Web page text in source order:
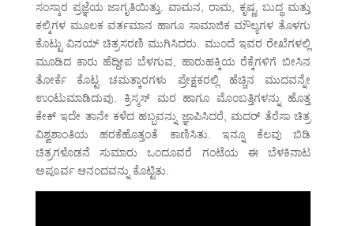
ಸಂಸ್ಕಾರ ಪ್ರಜ್ಞೆಯ ಜಾಗೃತಿಯಿತ್ತು. ವಾಮನ, ರಾಮ, ಕೃಷ್ಣ, ಬುದ್ಧ ಮತ್ತು
ಕಲ್ಕಿಗಳ ಮೂಲಕ ವರ್ತಮಾನ ಹಾಗೂ ಸಾಮಾಜಿಕ ಮೌಲ್ಯಗಳ ತೊಳಗು
ಕೊಟ್ಟು ವಿನಯ್ ಚಿತ್ರಸರಣಿ ಮುಗಿಸಿದರು. ಮುಂದೆ ಇವರ ರೇಖೆಗಳಲ್ಲಿ
ಮೂಡಿದ ಕಾರು ಹೆದ್ದೀಪ ಬೆಳಗುವ, ಹಾರುಹಕ್ಕಿಯ ರೆಕ್ಕೆಗಳಿಗೆ ಬೀಸಿನ
ತೋರ್ಕೆ ಕೊಟ್ಟ ಚಮತ್ಕಾರಗಳು ಪ್ರೇಕ್ಷಕರಲ್ಲಿ ಹೆಚ್ಚಿನ ಮುದವನ್ನೇ
ಉಂಟುಮಾಡಿದುವು. ಕ್ರಿಸ್ಮಸ್ ಮರ ಹಾಗೂ ಮೊಂಬತ್ತಿಗಳನ್ನು ಹೊತ್ತ
ಕೇಕ್ ಇದೇ ತಾನೇ ಕಳೆದ ಹಬ್ಬವನ್ನು ಜ್ಞಾಪಿಸಿದರೆ, ಮದರ್ ತೆರೆಸಾ ಚಿತ್ರ
ವಿಶ್ವಶಾಂತಿಯ ಹರಕೆಹೊತ್ತಂತೆ ಕಾಣಿಸಿತು. ಇನ್ನೂ ಕೆಲವು ಬಿಡಿ
ಚಿತ್ರಗಳೊಡನೆ ಸುಮಾರು ಒಂದೂವರೆ ಗಂಟೆಯ ಈ ಬೆಳಕಿನಾಟ
ಅಪೂರ್ವ ಆನಂದವನ್ನು ಕೊಟ್ಟಿತು.